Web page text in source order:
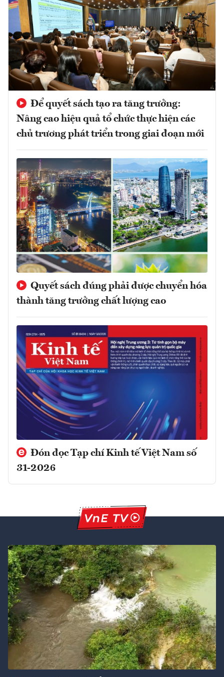
Để quyết sách tạo ra tăng trưởng:
Nâng cao hiệu quả tổ chức thực hiện các
chủ trương phát triển trong giai đoạn mới
Quyết sách đúng phải được chuyển hóa
thành tăng trưởng chất lượng cao
Đón đọc Tạp chí Kinh tế Việt Nam số
31-2026